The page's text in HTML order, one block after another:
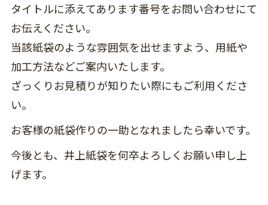
タイトルに添えてあります番号をお問い合わせにて
お伝えください。
当該紙袋のような雰囲気を出せますよう、用紙や
加工方法などご案内いたします。
ざっくりお見積りが知りたい際にもご利用くださ
い。
お客様の紙袋作りの一助となれましたら幸いです。
今後とも、井上紙袋を何卒よろしくお願い申し上
げます。